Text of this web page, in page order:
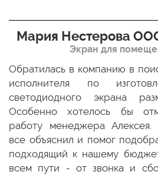
Мария Нестерова
Экран для
Обратилась в компанию в
исполнителя по
светодиодного экрана
Особенно хотелось бы
работу менеджера Алексея.
все объяснил и помог
подходящий к нашему
всем пути - от звонка и